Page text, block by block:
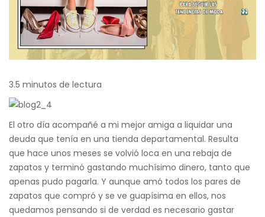
3.5 minutos de lectura
El otro día acompañé a mi mejor amiga a liquidar una
deuda que tenía en una tienda departamental. Resulta
que hace unos meses se volvió loca en una rebaja de
zapatos y terminó gastando muchísimo dinero, tanto que
apenas pudo pagarla. Y aunque amó todos los pares de
zapatos que compró y se ve guapísima en ellos, nos
quedamos pensando si de verdad es necesario gastar